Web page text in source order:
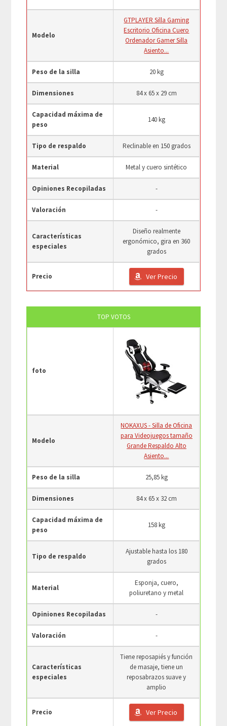
Modelo
GTPLAYER Silla Gaming
Escritorio Oficina Cuero
Ordenador Gamer Silla
Asiento...
Peso de la silla 20 kg
Dimensiones ‎84 x 65 x 29 cm
Capacidad máxima de
peso
140 kg
Tipo de respaldo Reclinable en 150 grados
Material Metal y cuero sintético
Opiniones Recopiladas -
Valoración -
Características
especiales
Diseño realmente
ergonómico, gira en 360
grados
Precio Ver Precio
TOP VOTOS
foto
Modelo
NOKAXUS - Silla de Oficina
para Videojuegos tamaño
Grande Respaldo Alto
Asiento...
Peso de la silla 25,85 kg
Dimensiones ‎84 x 65 x 32 cm
Capacidad máxima de
peso
158 kg
Tipo de respaldo
Ajustable hasta los 180
grados
Material
Esponja, cuero,
poliuretano y metal
Opiniones Recopiladas -
Valoración -
Características
especiales
Tiene reposapiés y función
de masaje, tiene un
reposabrazos suave y
amplio
Precio Ver Precio